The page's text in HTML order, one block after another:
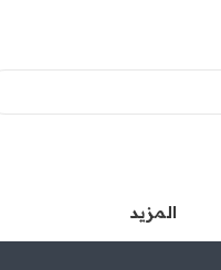
المزيد